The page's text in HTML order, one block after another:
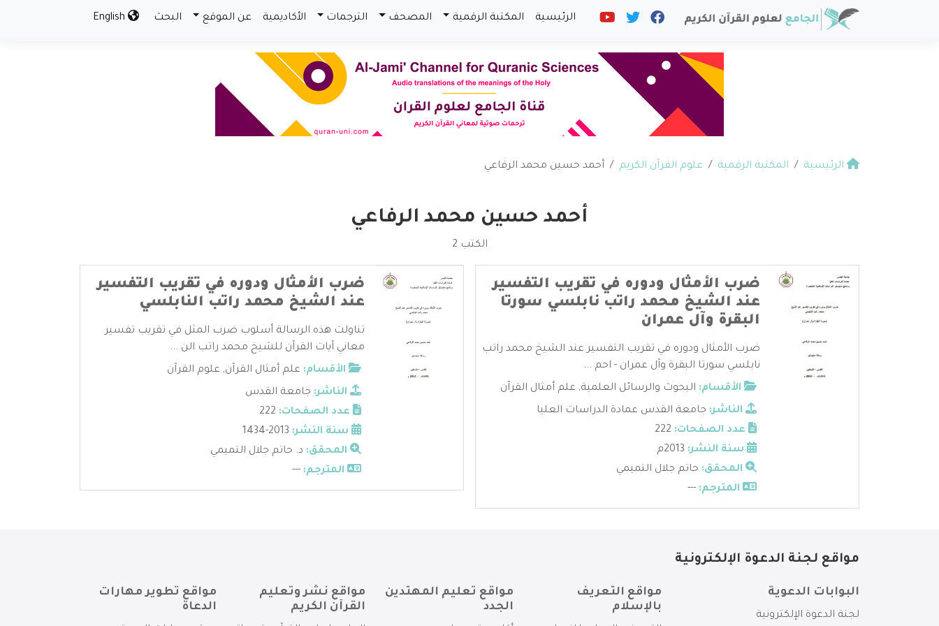
الرئيسية المكتبة الرقمية المصحف الترجمات الأكاديمية عن الموقع البحث
الرئيسية المكتبة الرقمية علوم القرآن الكريم أحمد حسين محمد الرفاعي
أحمد حسين محمد الرفاعي
الكتب 2
ضرب الأمثال ودوره في تقريب التفسير
عند الشيخ محمد راتب نابلسي سورتا
البقرة وآل عمران
ضرب الأمثال ودوره في تقريب التفسير عند الشيخ محمد راتب
نابلسي سورتا البقرة وآل عمران - احم ...
الأقسام: البحوث والرسائل العلمية, علم أمثال القرآن
الناشر: جامعة القدس عمادة الدراسات العليا
عدد الصفحات:
سنة النشر:
المحقق: حاتم جلال التميمي
المترجم: ---
ضرب الأمثال ودوره في تقريب التفسير
عند الشيخ محمد راتب النابلسي
تناولت هذه الرسالة أسلوب ضرب المثل في تقريب تفسير
معاني آيات القرآن للشيخ محمد راتب الن ...
الأقسام: علم أمثال القرآن, علوم القرآن
الناشر: جامعة القدس
عدد الصفحات:
سنة النشر:
المحقق: د. حاتم جلال التميمي
المترجم: ---
مواقع لجنة الدعوة الإلكترونية
البوابات الدعوية
لجنة الدعوة الإلكترونية
مواقع التعريف
بالإسلام
مواقع تعليم المهتدين
الجدد
مواقع نشر وتعليم
القرآن الكريم
مواقع تطوير مهارات
الدعاة